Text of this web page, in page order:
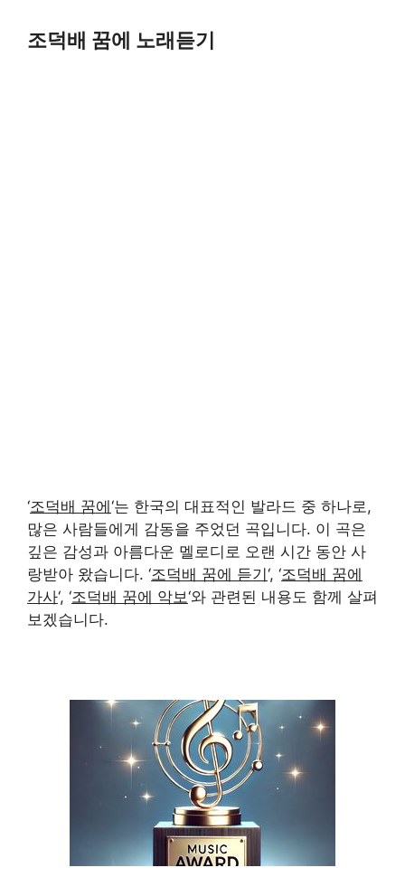
조덕배 꿈에 노래듣기
‘조덕배 꿈에‘는 한국의 대표적인 발라드 중 하나로,
많은 사람들에게 감동을 주었던 곡입니다. 이 곡은
깊은 감성과 아름다운 멜로디로 오랜 시간 동안 사
랑받아 왔습니다. ‘조덕배 꿈에 듣기‘, ‘조덕배 꿈에
가사‘, ‘조덕배 꿈에 악보‘와 관련된 내용도 함께 살펴
보겠습니다.